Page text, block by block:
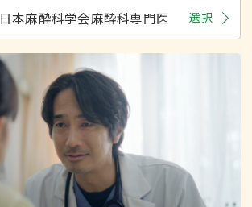
日本麻酔科学会麻酔科専門医 選択